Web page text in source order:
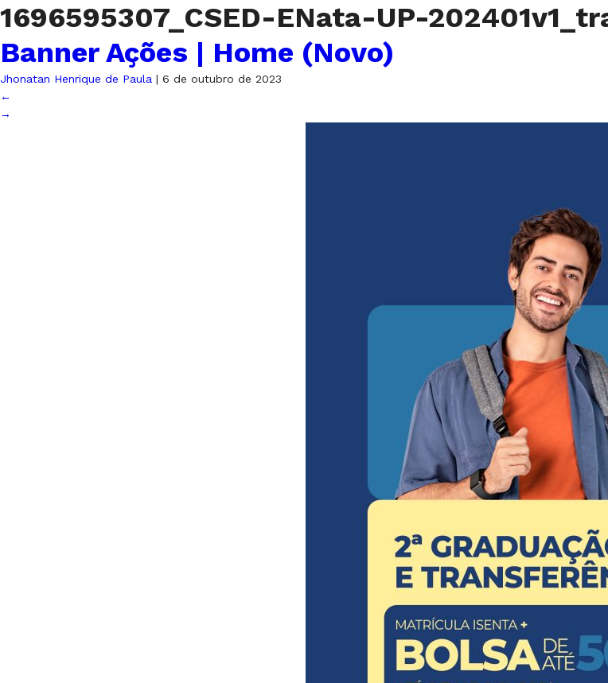
1696595307_CSED-ENata-UP-
Banner Ações | Home (Novo)
Jhonatan Henrique de Paula | 6 de outubro de 2023
←
→